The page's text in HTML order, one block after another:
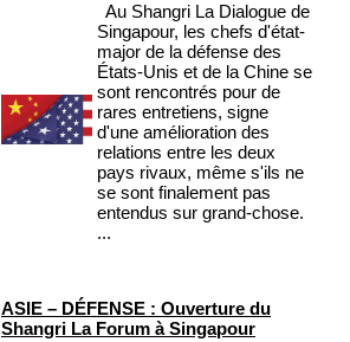
Au Shangri La Dialogue de
Singapour, les chefs d'état-
major de la défense des
États-Unis et de la Chine se
sont rencontrés pour de
rares entretiens, signe
d'une amélioration des
relations entre les deux
pays rivaux, même s'ils ne
se sont finalement pas
entendus sur grand-chose.
...
ASIE – DÉFENSE : Ouverture du
Shangri La Forum à Singapour